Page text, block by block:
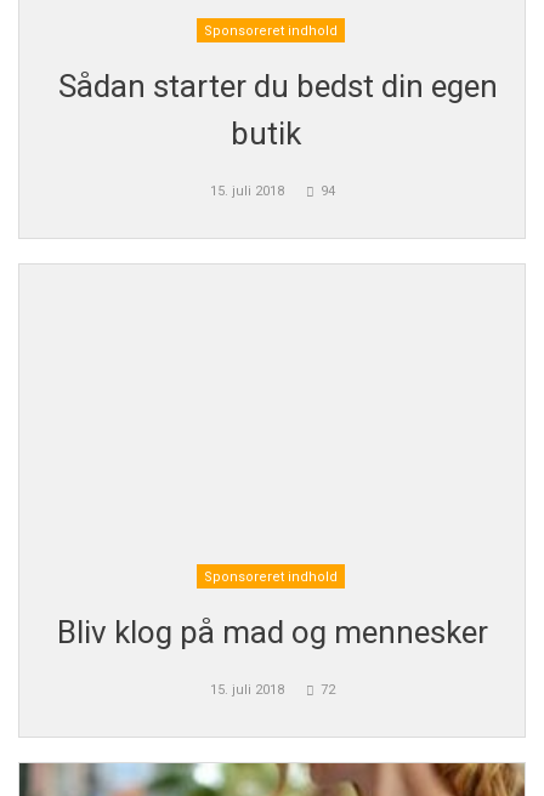
Sponsoreret indhold
Sådan starter du bedst din egen
butik
15. juli 2018 94
Sponsoreret indhold
Bliv klog på mad og mennesker
15. juli 2018 72